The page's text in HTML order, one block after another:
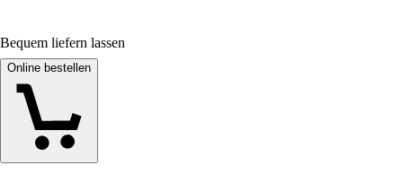
Bequem liefern lassen
Online bestellen